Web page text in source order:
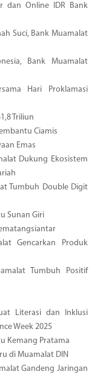
dan Online IDR Bank
Suci, Bank Muamalat
Bank Muamalat
Hari Proklamasi
Triliun
Ciamis
Emas
Dukung Ekosistem
Tumbuh Double Digit
Sunan Giri
Gencarkan Produk
Tumbuh Positif
Literasi dan Inklusi
Week 2025
Kemang Pratama
di Muamalat DIN
Gandeng Jaringan